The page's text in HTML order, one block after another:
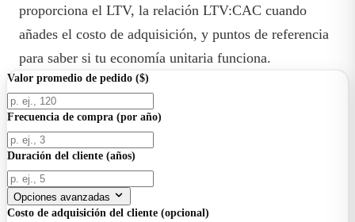
proporciona el LTV, la relación LTV:CAC cuando
añades el costo de adquisición, y puntos de referencia
para saber si tu economía unitaria funciona.
Valor promedio de pedido ($)
Frecuencia de compra (por año)
Duración del cliente (años)
Opciones avanzadas
Costo de adquisición del cliente (opcional)